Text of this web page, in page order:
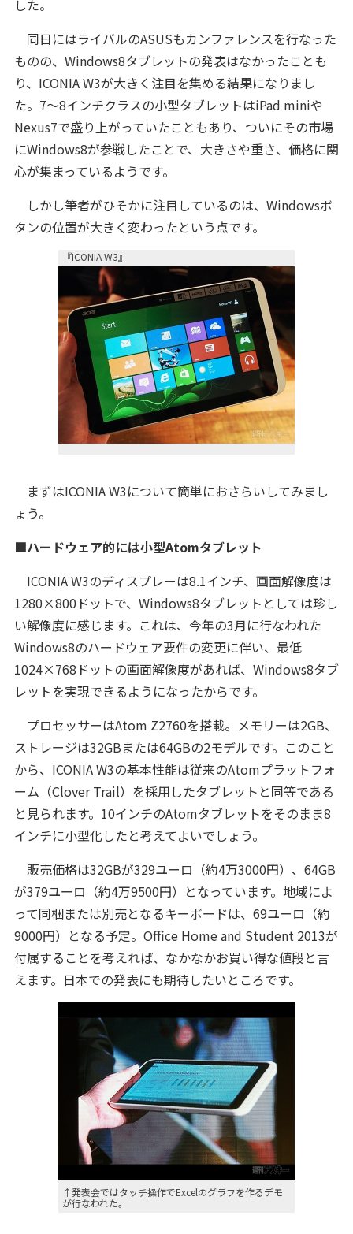
した。
同日にはライバルのASUSもカンファレンスを行なった
ものの、Windows8タブレットの発表はなかったことも
り、ICONIA W3が大きく注目を集める結果になりまし
た。7～8インチクラスの小型タブレットはiPad miniや
Nexus7で盛り上がっていたこともあり、ついにその市場
にWindows8が参戦したことで、大きさや重さ、価格に関
心が集まっているようです。
しかし筆者がひそかに注目しているのは、Windowsボ
タンの位置が大きく変わったという点です。
『ICONIA W3』
まずはICONIA W3について簡単におさらいしてみまし
ょう。
■ハードウェア的には小型Atomタブレット
ICONIA W3のディスプレーは8.1インチ、画面解像度は
1280×800ドットで、Windows8タブレットとしては珍し
い解像度に感じます。これは、今年の3月に行なわれた
Windows8のハードウェア要件の変更に伴い、最低
1024×768ドットの画面解像度があれば、Windows8タブ
レットを実現できるようになったからです。
プロセッサーはAtom Z2760を搭載。メモリーは2GB、
ストレージは32GBまたは64GBの2モデルです。このこと
から、ICONIA W3の基本性能は従来のAtomプラットフォ
ーム（Clover Trail）を採用したタブレットと同等である
と見られます。10インチのAtomタブレットをそのまま8
インチに小型化したと考えてよいでしょう。
販売価格は32GBが329ユーロ（約4万3000円）、64GB
が379ユーロ（約4万9500円）となっています。地域によ
って同梱または別売となるキーボードは、69ユーロ（約
9000円）となる予定。Office Home and Student 2013が
付属することを考えれば、なかなかお買い得な値段と言
えます。日本での発表にも期待したいところです。
↑発表会ではタッチ操作でExcelのグラフを作るデモ
が行なわれた。